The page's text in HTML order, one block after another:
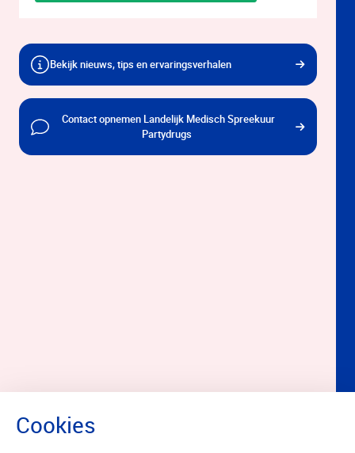
Bekijk nieuws, tips en ervaringsverhalen
Contact opnemen Landelijk Medisch Spreekuur
Partydrugs